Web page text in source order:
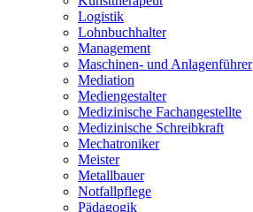
Logistik
Lohnbuchhalter
Management
Maschinen- und Anlagenführer
Mediation
Mediengestalter
Medizinische Fachangestellte
Medizinische Schreibkraft
Mechatroniker
Meister
Metallbauer
Notfallpflege
Pädagogik